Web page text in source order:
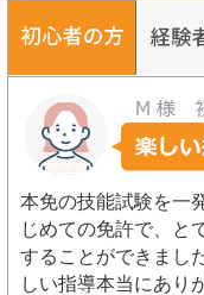
本免の技能試験を一
じめての免許で、と
することができまし
しい指導本当にあり